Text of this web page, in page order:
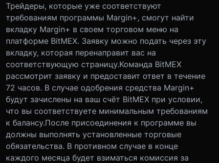
Трейдеры, которые уже соответствуют
требованиям программы Margin+, смогут найти
вкладку Margin+ в своем торговом меню на
платформе BitMEX. Заявку можно подать через эту
вкладку, которая перенаправит вас на
соответствующую страницу.Команда BitMEX
рассмотрит заявку и предоставит ответ в течение
72 часов. В случае одобрения средства Margin+
будут зачислены на ваш счёт BitMEX при условии,
что вы соответствуете минимальным требованиям
к балансу.После присоединения к программе вы
должны выполнять установленные торговые
обязательства. В противном случае в конце
каждого месяца будет взиматься комиссия за